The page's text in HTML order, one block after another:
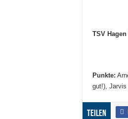
TSV
Punkte:
gut!), Jarvis
Teilen